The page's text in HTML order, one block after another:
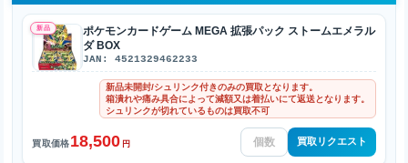
新品
ポケモンカードゲーム MEGA 拡張パック ストームエメラル
ダ BOX
JAN: 4521329462233
新品未開封/シュリンク付きのみの買取となります。
箱潰れや痛み具合によって減額又は着払いにて返送となります。
シュリンクが切れているものは買取不可
買取価格18,500 円 買取リクエスト